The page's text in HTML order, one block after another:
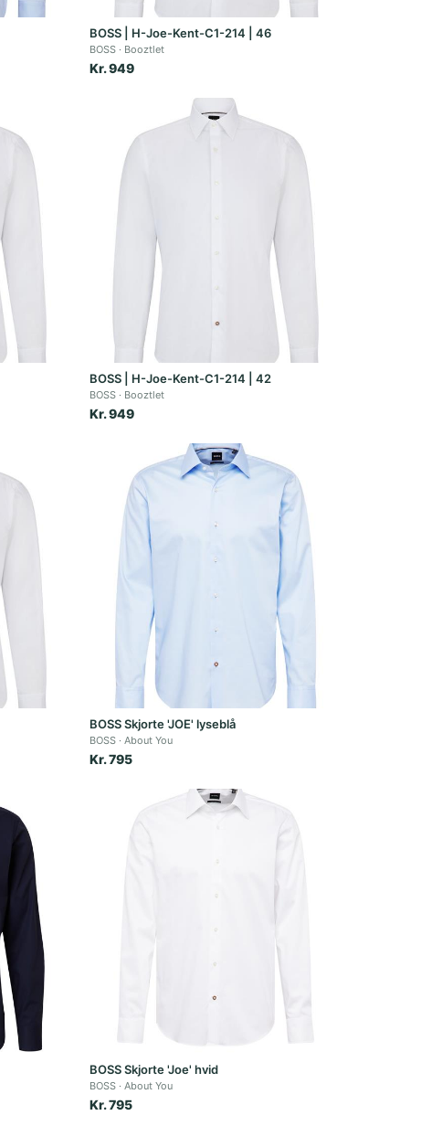
BOSS | H-Joe-Kent-C1-214 | 46
BOSS Booztlet
Kr. 949
BOSS | H-Joe-Kent-C1-214 | 42
BOSS Booztlet
Kr. 949
BOSS Skjorte 'JOE' lyseblå
BOSS About You
Kr. 795
BOSS Skjorte 'Joe' hvid
BOSS About You
Kr. 795